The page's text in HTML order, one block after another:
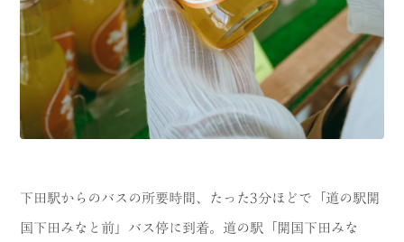
下田駅からのバスの所要時間、たった3分ほどで「道の駅開
国下田みなと前」バス停に到着。道の駅「開国下田みな